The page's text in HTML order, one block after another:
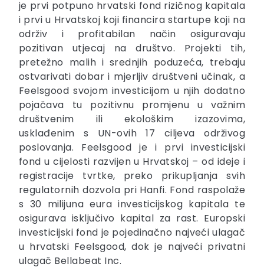
je prvi potpuno hrvatski fond rizičnog kapitala
i prvi u Hrvatskoj koji financira startupe koji na
održiv i profitabilan način osiguravaju
pozitivan utjecaj na društvo. Projekti tih,
pretežno malih i srednjih poduzeća, trebaju
ostvarivati dobar i mjerljiv društveni učinak, a
Feelsgood svojom investicijom u njih dodatno
pojačava tu pozitivnu promjenu u važnim
društvenim ili ekološkim izazovima,
usklađenim s UN-ovih 17 ciljeva održivog
poslovanja. Feelsgood je i prvi investicijski
fond u cijelosti razvijen u Hrvatskoj – od ideje i
registracije tvrtke, preko prikupljanja svih
regulatornih dozvola pri Hanfi. Fond raspolaže
s 30 milijuna eura investicijskog kapitala te
osigurava isključivo kapital za rast. Europski
investicijski fond je pojedinačno najveći ulagač
u hrvatski Feelsgood, dok je najveći privatni
ulagač Bellabeat Inc.